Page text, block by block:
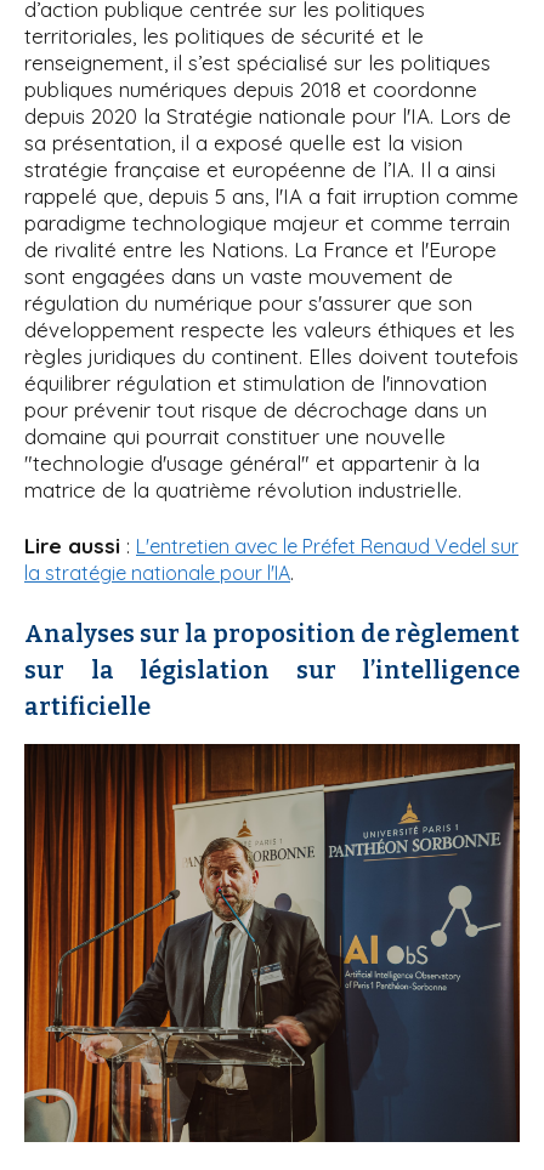
d’action publique centrée sur les politiques
territoriales, les politiques de sécurité et le
renseignement, il s’est spécialisé sur les politiques
publiques numériques depuis 2018 et coordonne
depuis 2020 la Stratégie nationale pour l'IA. Lors de
sa présentation, il a exposé quelle est la vision
stratégie française et européenne de l’IA. Il a ainsi
rappelé que, depuis 5 ans, l'IA a fait irruption comme
paradigme technologique majeur et comme terrain
de rivalité entre les Nations. La France et l'Europe
sont engagées dans un vaste mouvement de
régulation du numérique pour s'assurer que son
développement respecte les valeurs éthiques et les
règles juridiques du continent. Elles doivent toutefois
équilibrer régulation et stimulation de l'innovation
pour prévenir tout risque de décrochage dans un
domaine qui pourrait constituer une nouvelle
"technologie d'usage général" et appartenir à la
matrice de la quatrième révolution industrielle.
Lire aussi : L'entretien avec le Préfet Renaud Vedel sur
la stratégie nationale pour l'IA.
Analyses sur la proposition de règlement
sur la législation sur l’intelligence
artificielle